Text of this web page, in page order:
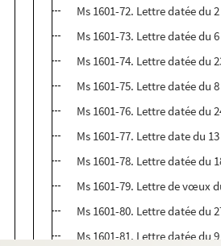
Ms 1601-72. Lettre datée du
Ms 1601-73. Lettre datée du
Ms 1601-74. Lettre datée du
Ms 1601-75. Lettre datée du
Ms 1601-76. Lettre datée du
Ms 1601-77. Lettre date du
Ms 1601-78. Lettre datée du
Ms 1601-79. Lettre de vœux
Ms 1601-80. Lettre datée du
Ms 1601-81. Lettre datée du